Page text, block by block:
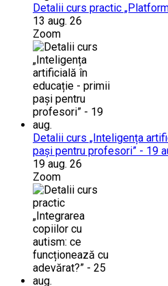
Detalii curs practic
13 aug. 26
Zoom
Detalii curs „Inteligența
pași pentru profesori” - 19
19 aug. 26
Zoom